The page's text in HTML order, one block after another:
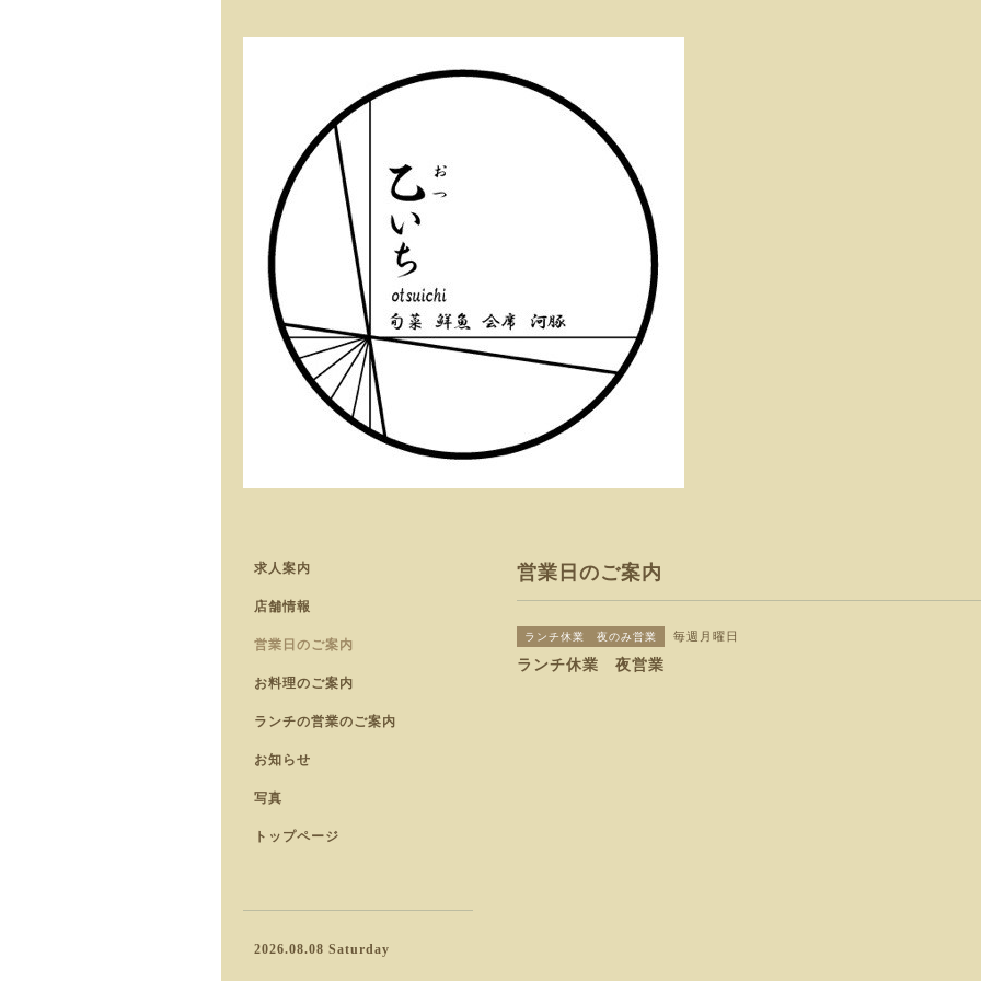
営業日のご案内
ランチ休業 夜のみ営業 毎週月曜日
ランチ休業 夜営業
求人案内
店舗情報
営業日のご案内
お料理のご案内
ランチの営業のご案内
お知らせ
写真
トップページ
2026.08.08 Saturday